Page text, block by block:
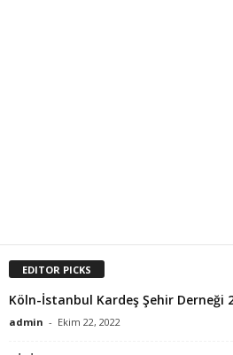
EDITOR PICKS
Köln-İstanbul Kardeş Şehir Derneği
admin - Ekim 22, 2022